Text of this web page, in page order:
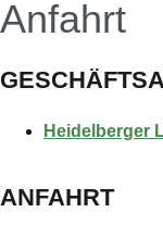
Anfahrt
Heidelberger
ANFAHRT